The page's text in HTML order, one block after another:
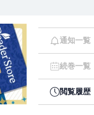
通知一覧
続巻一覧
閲覧履歴